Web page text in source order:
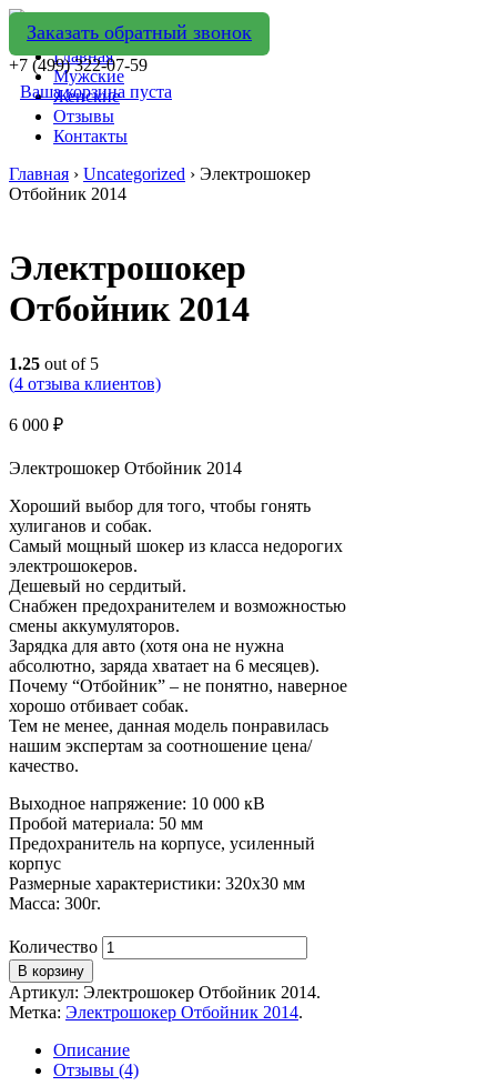
Заказать обратный звонок
+7 (499) 322-07-59
Ваша корзина пуста
Главная
Мужские
Женские
Отзывы
Контакты
Главная › Uncategorized › Электрошокер
Отбойник 2014
Электрошокер
Отбойник 2014
1.25 out of 5
(4 отзыва клиентов)
6 000 ₽
Электрошокер Отбойник 2014
Хороший выбор для того, чтобы гонять
хулиганов и собак.
Самый мощный шокер из класса недорогих
электрошокеров.
Дешевый но сердитый.
Снабжен предохранителем и возможностью
смены аккумуляторов.
Зарядка для авто (хотя она не нужна
абсолютно, заряда хватает на 6 месяцев).
Почему “Отбойник” – не понятно, наверное
хорошо отбивает собак.
Тем не менее, данная модель понравилась
нашим экспертам за соотношение цена/
качество.
Выходное напряжение: 10 000 кВ
Пробой материала: 50 мм
Предохранитель на корпусе, усиленный
корпус
Размерные характеристики: 320х30 мм
Масса: 300г.
Количество
В корзину
Артикул: Электрошокер Отбойник 2014.
Метка: Электрошокер Отбойник 2014.
Описание
Отзывы (4)